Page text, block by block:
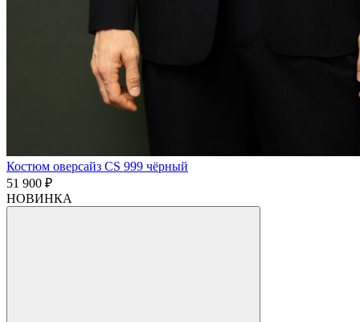
Костюм оверсайз CS 999 чёрный
51 900 ₽
НОВИНКА